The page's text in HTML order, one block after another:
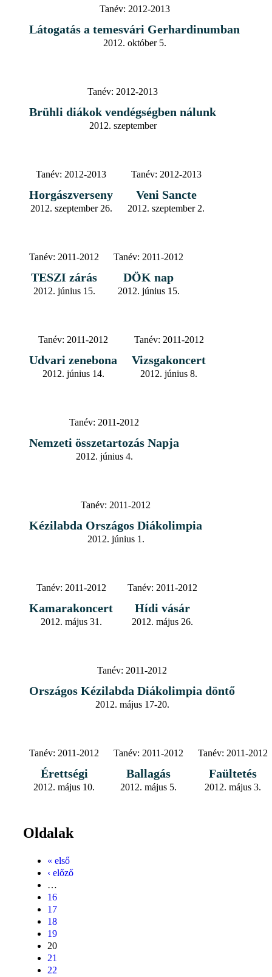
Tanév: 2012-2013
Látogatás a temesvári Gerhardinumban
2012. október 5.
Tanév: 2012-2013
Brühli diákok vendégségben nálunk
2012. szeptember
Tanév: 2012-2013
Horgászverseny
2012. szeptember 26.
Tanév: 2012-2013
Veni Sancte
2012. szeptember 2.
Tanév: 2011-2012
TESZI zárás
2012. június 15.
Tanév: 2011-2012
DÖK nap
2012. június 15.
Tanév: 2011-2012
Udvari zenebona
2012. június 14.
Tanév: 2011-2012
Vizsgakoncert
2012. június 8.
Tanév: 2011-2012
Nemzeti összetartozás Napja
2012. június 4.
Tanév: 2011-2012
Kézilabda Országos Diákolimpia
2012. június 1.
Tanév: 2011-2012
Kamarakoncert
2012. május 31.
Tanév: 2011-2012
Hídi vásár
2012. május 26.
Tanév: 2011-2012
Országos Kézilabda Diákolimpia döntő
2012. május 17-20.
Tanév: 2011-2012
Érettségi
2012. május 10.
Tanév: 2011-2012
Ballagás
2012. május 5.
Tanév: 2011-2012
Faültetés
2012. május 3.
Oldalak
« első
‹ előző
…
16
17
18
19
20
21
22